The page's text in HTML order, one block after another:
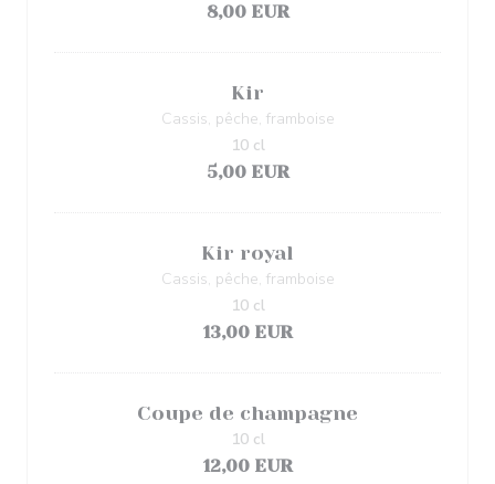
8,00 EUR
Kir
Cassis, pêche, framboise
5,00 EUR
10 cl
Kir royal
Cassis, pêche, framboise
13,00 EUR
10 cl
Coupe de champagne
12,00 EUR
10 cl